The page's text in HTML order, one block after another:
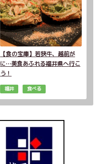
【食の宝庫】若狭牛、越前が
に…美食あふれる福井県へ行こ
う！
福井 食べる